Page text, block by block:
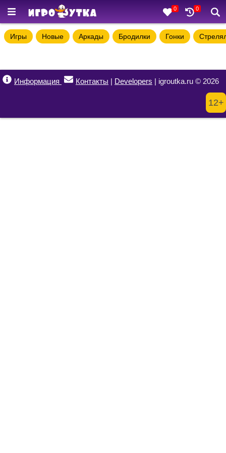
0 0
Игры Новые Аркады Бродилки Гонки
Информация Контакты | Developers | igroutka.ru © 2026
12+